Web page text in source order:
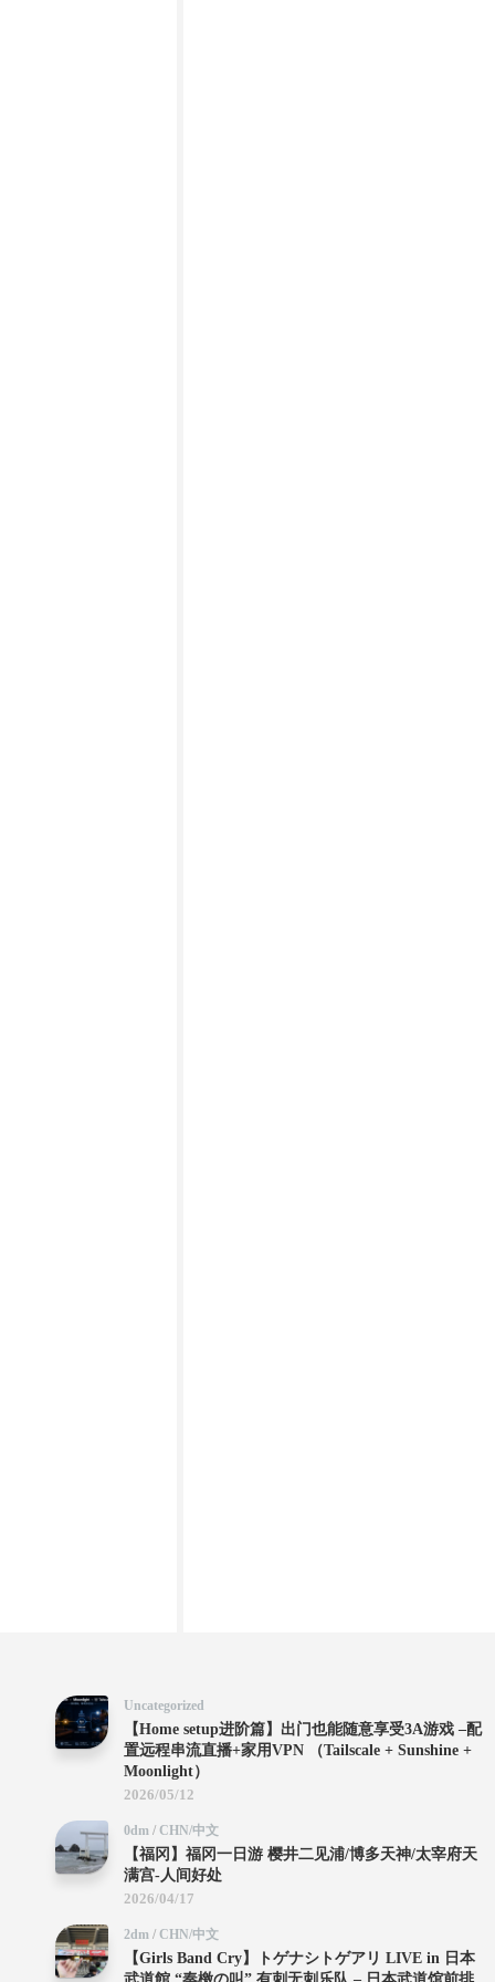
Uncategorized
【Home setup进阶篇】出门也能随意享受3A游戏 –配
置远程串流直播+家用VPN （Tailscale + Sunshine +
Moonlight）
2026/05/12
0dm / CHN/中文
【福冈】福冈一日游 樱井二见浦/博多天神/太宰府天
满宫-人间好处
2026/04/17
2dm / CHN/中文
【Girls Band Cry】トゲナシトゲアリ LIVE in 日本